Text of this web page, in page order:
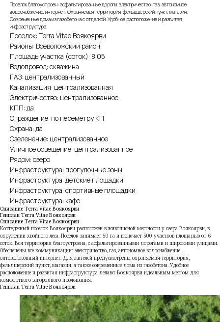
Поселок благоустроен: асфальтированные дороги, электричество, газ, автономное
водоснабжение, интернет. Охраняемая территория, фельдшерский пункт, магазин.
Современные дома из газобетона с отделкой. Удобное расположение и развитая
инфраструктура.
Поселок: Terra Vitae Воякоярви
Районы: Всеволожский район
Площадь участка (соток): 8.05
Водопровод: скважина
ГАЗ: централизованный
Канализация: централизованная
Электричество: централизованное
КПП: да
Ограждение: по переметру КП
Охрана: да
Озеленение: централизованное
Уличное освещение: централизованное
Рядом: озеро
Инфраструктура: прогулочные зоны
Инфраструктура: детские площадки
Инфраструктура: спортивные площадки
Инфраструктура: кафе
Описание Terra Vitae Воякоярви
Генплан Terra Vitae Воякоярви
Описание Terra Vitae Воякоярви
Коттеджный поселок Воякоярви расположен в живописной местности у озера Воякоярви, в
окружении хвойного леса. Поселок занимает 50 га и включает 500 участков площадью от 6
соток. Вся территория благоустроена, с асфальтированными дорогами и широкими улицами.
Обеспечены все коммуникации: электричество, газ, автономное водоснабжение,
оптоволоконный интернет. Для жителей предусмотрены охраняемая территория,
фельдшерский пункт, магазин, а также современные дома из газобетона. Удобное
расположение и развитая инфраструктура делают Воякоярви идеальным местом для
комфортного загородного проживания.
Генплан Terra Vitae Воякоярви